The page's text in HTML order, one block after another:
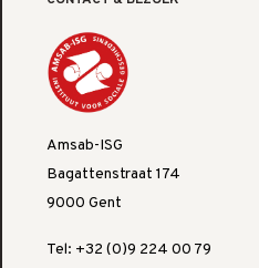
Amsab-ISG
Bagattenstraat 174
9000 Gent
Tel: +32 (0)9 224 00 79